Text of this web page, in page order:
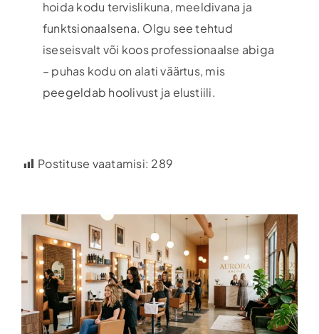
hoida kodu tervislikuna, meeldivana ja
funktsionaalsena. Olgu see tehtud
iseseisvalt või koos professionaalse abiga
– puhas kodu on alati väärtus, mis
peegeldab hoolivust ja elustiili.
Postituse vaatamisi: 289